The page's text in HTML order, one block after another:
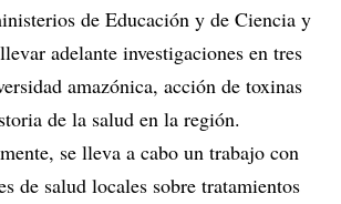
de Educación y de Ciencia y
adelante investigaciones en tres
amazónica, acción de toxinas
de la salud en la región.
se lleva a cabo un trabajo con
de salud locales sobre tratamientos